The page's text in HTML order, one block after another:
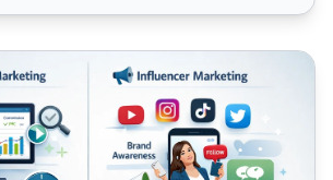
vs Marketing de Influencers: ¿Qué